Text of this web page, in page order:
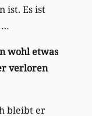
ist. Es ist
…
wohl etwas
verloren
bleibt er